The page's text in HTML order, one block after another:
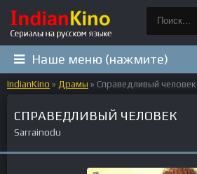
Наше меню (нажмите)
IndianKino » Драмы » Справедливый человек
СПРАВЕДЛИВЫЙ ЧЕЛОВЕК
Sarrainodu